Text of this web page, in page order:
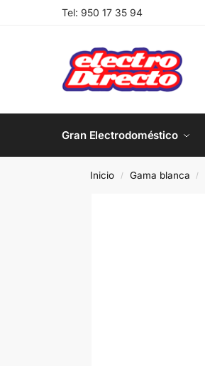
Tel: 950 17 35 94
Gran Electrodoméstico
Inicio / Gama blanca /